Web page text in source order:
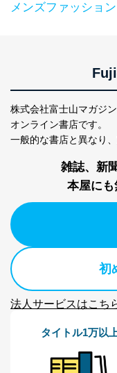
メンズファッショ
株式会社富士山マガジ
オンライン書店です。
一般的な書店と異なり、
雑誌、新
本屋にも
初
法人サービスはこち
タイトル1万以